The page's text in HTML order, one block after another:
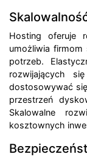
Hosting oferuje
umożliwia
potrzeb.
rozwijających
dostosowywać
przestrzeń
Skalowalne
kosztownych